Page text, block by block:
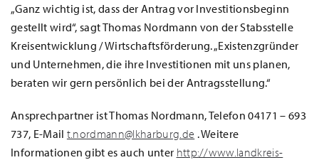
„Ganz wichtig ist, dass der Antrag vor Investitionsbeginn
gestellt wird“, sagt Thomas Nordmann von der Stabsstelle
Kreisentwicklung / Wirtschaftsförderung. „Existenzgründer
und Unternehmen, die ihre Investitionen mit uns planen,
beraten wir gern persönlich bei der Antragsstellung.“
Ansprechpartner ist Thomas Nordmann, Telefon 04171 – 693
737, E-Mail t.nordmann@lkharburg.de . Weitere
Informationen gibt es auch unter http://www.landkreis-